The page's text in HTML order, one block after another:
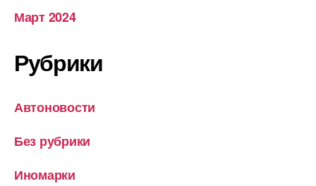
Март 2024
Рубрики
Автоновости
Без рубрики
Иномарки